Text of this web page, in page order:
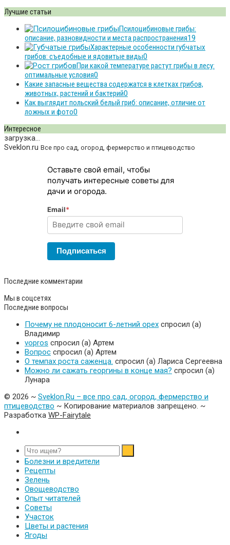
Лучшие статьи
Псилоцибиновые грибы:
описание, разновидности и места распространения19
Характерные особенности губчатых
грибов: съедобные и ядовитые виды0
При какой температуре растут грибы в лесу:
оптимальные условия0
Какие запасные вещества содержатся в клетках грибов,
животных, растений и бактерий0
Как выглядит польский белый гриб: описание, отличие от
ложных и фото0
Интересное
загрузка...
Sveklon.ru Все про сад, огород, фермерство и птицеводство
Оставьте свой email, чтобы
получать интересные советы для
дачи и огорода.
Email*
Подписаться
Последние комментарии
Мы в соцсетях
Последние вопросы
Почему не плодоносит 6-летний орех спросил (а)
Владимир
vopros спросил (а) Артем
Вопрос спросил (а) Артем
О темпах роста саженца. спросил (а) Лариса Сергеевна
Можно ли сажать георгины в конце мая? спросил (а)
Лунара
© 2026 ~ Sveklon.Ru – все про сад, огород, фермерство и
птицеводство ~ Копирование материалов запрещено. ~
Разработка WP-Fairytale
Болезни и вредители
Рецепты
Зелень
Овощеводство
Опыт читателей
Советы
Участок
Цветы и растения
Ягоды